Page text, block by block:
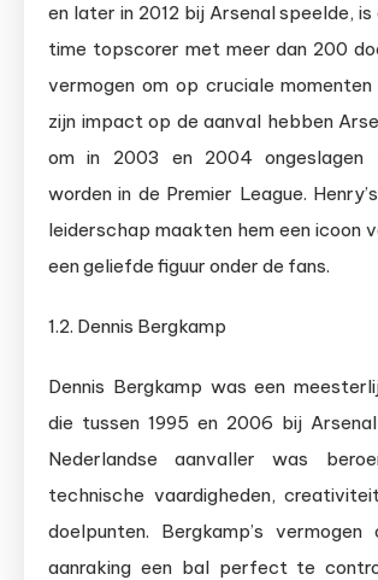
en later in 2012 bij Arsenal speelde, is
time topscorer met meer dan 200
vermogen om op cruciale
zijn impact op de aanval hebben
om in 2003 en 2004 ongeslagen
worden in de Premier League.
leiderschap maakten hem een icoon
een geliefde figuur onder de fans.
1.2. Dennis Bergkamp
Dennis Bergkamp was een
die tussen 1995 en 2006 bij
Nederlandse aanvaller was
technische vaardigheden,
doelpunten. Bergkamp’s
aanraking een bal perfect te